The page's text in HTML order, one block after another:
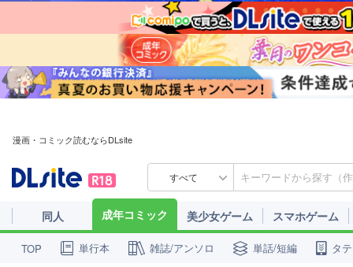
漫画・コミック読むならDLsite
すべて
同人 成年コミック 美少女ゲーム スマホゲーム
TOP 単行本 雑誌/アンソロ 単話/短編 タ